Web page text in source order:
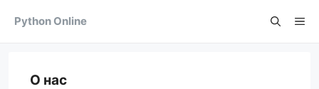
Python Online
О нас